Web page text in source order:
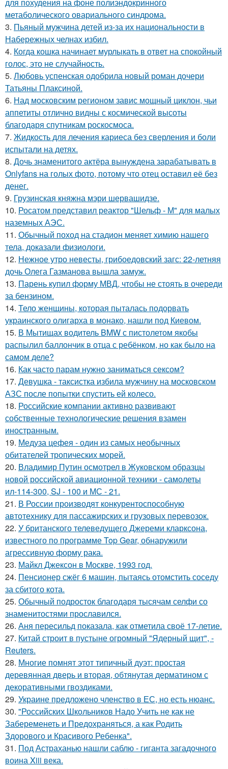
для похудения на фоне полиэндокринного
метаболического овариального синдрома.
3. Пьяный мужчина детей из-за их национальности в
Набережных челнах избил.
4. Когда кошка начинает мурлыкать в ответ на спокойный
голос, это не случайность.
5. Любовь успенская одобрила новый роман дочери
Татьяны Плаксиной.
6. Над московским регионом завис мощный циклон, чьи
аппетиты отлично видны с космической высоты
благодаря спутникам роскосмоса.
7. Жидкость для лечения кариеса без сверления и боли
испытали на детях.
8. Дочь знаменитого актёра вынуждена зарабатывать в
Onlyfans на голых фото, потому что отец оставил её без
денег.
9. Грузинская княжна мэри шервашидзе.
10. Росатом представил реактор "Шельф - М" для малых
наземных АЭС.
11. Обычный поход на стадион меняет химию нашего
тела, доказали физиологи.
12. Нежное утро невесты, грибоедовский загс: 22-летняя
дочь Олега Газманова вышла замуж.
13. Парень купил форму МВД, чтобы не стоять в очереди
за бензином.
14. Тело женщины, которая пыталась подорвать
украинского олигарха в монако, нашли под Киевом.
15. В Мытищах водитель BMW с пистолетом якобы
распылил баллончик в отца с ребёнком, но как было на
самом деле?
16. Как часто парам нужно заниматься сексом?
17. Девушка - таксистка избила мужчину на московском
АЗС после попытки спустить ей колесо.
18. Российские компании активно развивают
собственные технологические решения взамен
иностранным.
19. Медуза цефея - один из самых необычных
обитателей тропических морей.
20. Владимир Путин осмотрел в Жуковском образцы
новой российской авиационной техники - самолеты
ил-114-300, SJ - 100 и МС - 21.
21. В России производят конкурентоспособную
автотехнику для пассажирских и грузовых перевозок.
22. У британского телеведущего Джереми кларксона,
известного по программе Top Gear, обнаружили
агрессивную форму рака.
23. Майкл Джексон в Москве, 1993 год.
24. Пенсионер сжёг 6 машин, пытаясь отомстить соседу
за сбитого кота.
25. Обычный подросток благодаря тысячам селфи со
знаменитостями прославился.
26. Аня пересильд показала, как отметила своё 17-летие.
27. Китай строит в пустыне огромный "Ядерный щит", -
Reuters.
28. Многие помнят этот типичный дуэт: простая
деревянная дверь и вторая, обтянутая дерматином с
декоративными гвоздиками.
29. Украине предложено членство в ЕС, но есть нюанс.
30. "Российских Школьников Надо Учить не как не
Забеременеть и Предохраняться, а как Родить
Здорового и Красивого Ребенка".
31. Под Астраханью нашли саблю - гиганта загадочного
воина Xiii века.